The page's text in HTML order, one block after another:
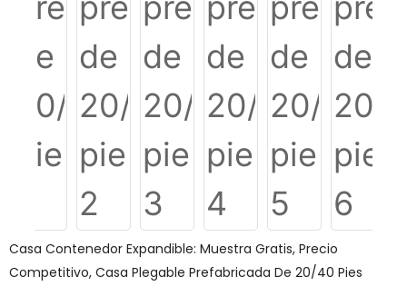
Casa Contenedor Expandible: Muestra Gratis, Precio
Competitivo, Casa Plegable Prefabricada De 20/40 Pies